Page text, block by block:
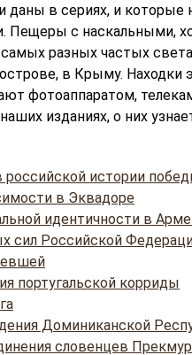
даны в сериях, и которые
Пещеры с наскальными,
разных частых
в Крыму. Находки
фотоаппаратом,
изданиях, о них
истории
в Эквадоре
идентичности в
сил Российской
португальской корриды
Доминиканской
словенцев